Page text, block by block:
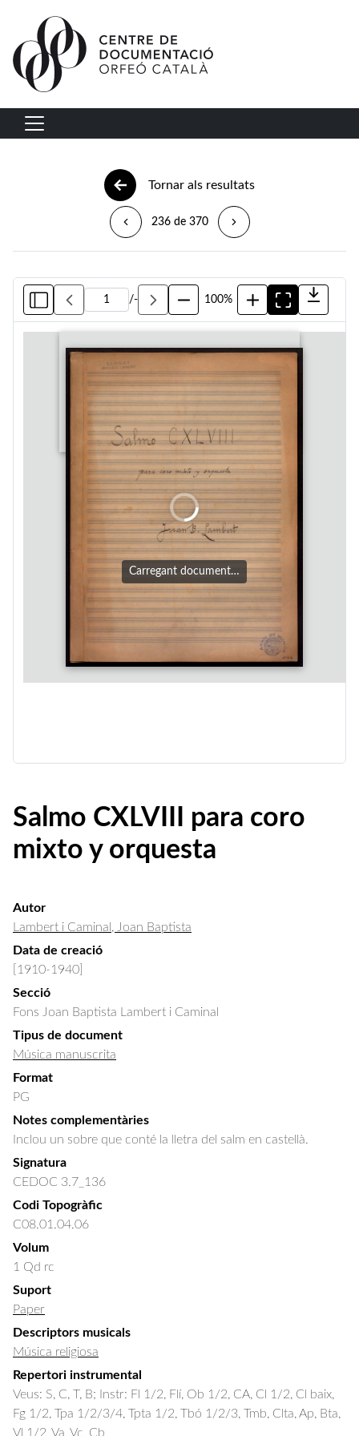
Vés al contingut
Navegació principal
Tornar als resultats
236 de 370
/- 100%
Carregant document…
Salmo CXLVIII para coro
mixto y orquesta
Autor
Lambert i Caminal, Joan Baptista
Data de creació
[1910-1940]
Secció
Fons Joan Baptista Lambert i Caminal
Tipus de document
Música manuscrita
Format
PG
Notes complementàries
Inclou un sobre que conté la lletra del salm en castellà.
Signatura
CEDOC 3.7_136
Codi Topogràfic
C08.01.04.06
Volum
1 Qd rc
Suport
Paper
Descriptors musicals
Música religiosa
Repertori instrumental
Veus: S, C, T, B; Instr: Fl 1/2, Flí, Ob 1/2, CA, Cl 1/2, Cl baix,
Fg 1/2, Tpa 1/2/3/4, Tpta 1/2, Tbó 1/2/3, Tmb, Clta, Ap, Bta,
Vl 1/2, Va, Vc, Cb